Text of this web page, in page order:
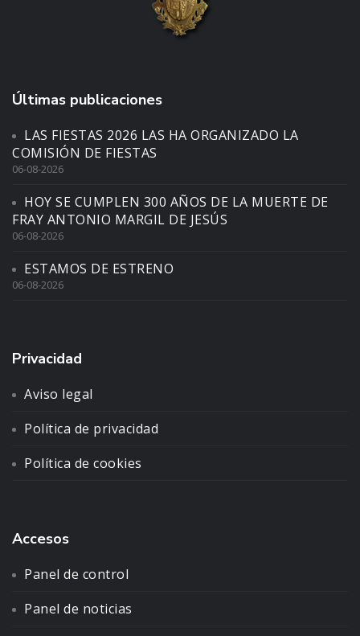
Últimas publicaciones
LAS FIESTAS 2026 LAS HA ORGANIZADO LA
COMISIÓN DE FIESTAS
06-08-2026
HOY SE CUMPLEN 300 AÑOS DE LA MUERTE DE
FRAY ANTONIO MARGIL DE JESÚS
06-08-2026
ESTAMOS DE ESTRENO
06-08-2026
Privacidad
Aviso legal
Política de privacidad
Política de cookies
Accesos
Panel de control
Panel de noticias